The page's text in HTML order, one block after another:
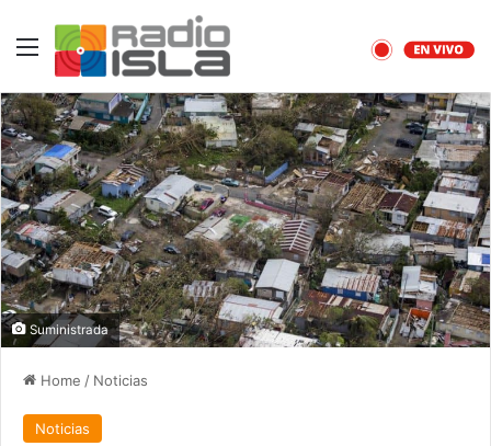
Menu
Suministrada
Home / Noticias
Noticias